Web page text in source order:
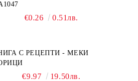
€0.26 0.51лв.
С РЕЦЕПТИ - МЕКИ
€9.97 19.50лв.